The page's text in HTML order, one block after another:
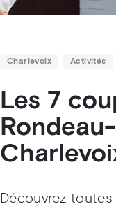
Charlevoix Activités
Les 7
Découvrez